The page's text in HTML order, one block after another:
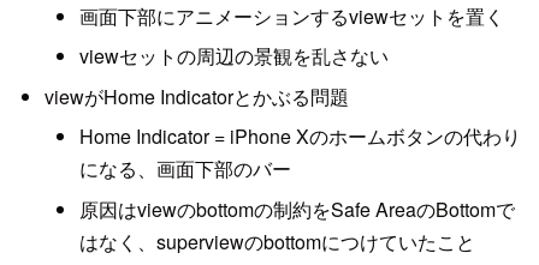
画面下部にアニメーションするviewセットを置く
viewセットの周辺の景観を乱さない
viewがHome Indicatorとかぶる問題
Home Indicator = iPhone Xのホームボタンの代わり
になる、画面下部のバー
原因はviewのbottomの制約をSafe AreaのBottomで
はなく、superviewのbottomにつけていたこと